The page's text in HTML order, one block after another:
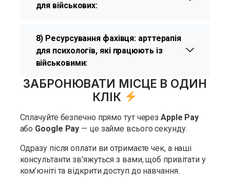
для військових:
8) Ресурсування фахівця: арттерапія
для психологів, які працюють із
військовими:
ЗАБРОНЮВАТИ МІСЦЕ В ОДИН
КЛІК
Сплачуйте безпечно прямо тут черезApple Pay
або Google Pay — це займе всього секунду.
Одразу після оплати ви отримаєте чек, а наші
консультанти зв’яжуться з вами, щоб привітати у
ком’юніті та відкрити доступ до навчання.